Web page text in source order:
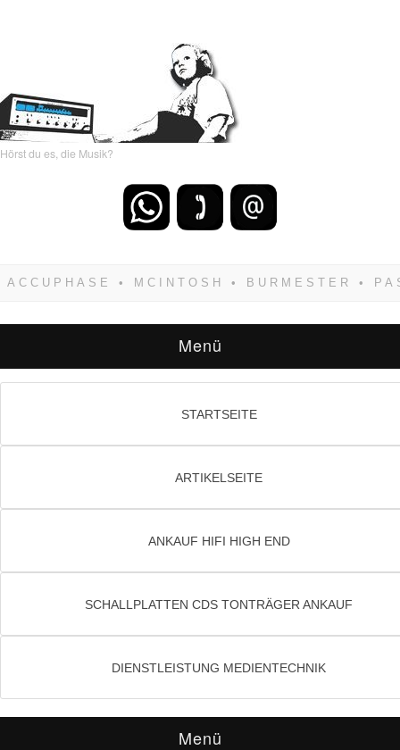
Hörst du es, die Musik?
zwangsläufig siegen! Und noch was: Hifi
Menü
STARTSEITE
ARTIKELSEITE
ANKAUF HIFI HIGH END
SCHALLPLATTEN CDS TONTRÄGER ANKAUF
DIENSTLEISTUNG MEDIENTECHNIK
Menü